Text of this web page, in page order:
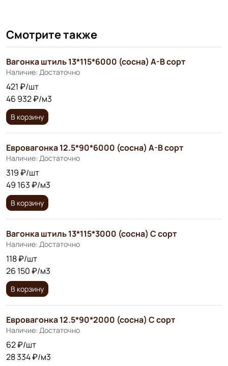
Смотрите также
Вагонка штиль 13*115*6000 (сосна) А-В сорт
Наличие: Достаточно
421 ₽/шт
46 932 ₽/м3
В корзину
Евровагонка 12.5*90*6000 (сосна) А-В сорт
Наличие: Достаточно
319 ₽/шт
49 163 ₽/м3
В корзину
Вагонка штиль 13*115*3000 (сосна) С сорт
Наличие: Достаточно
118 ₽/шт
26 150 ₽/м3
В корзину
Евровагонка 12.5*90*2000 (сосна) С сорт
Наличие: Достаточно
62 ₽/шт
28 334 ₽/м3